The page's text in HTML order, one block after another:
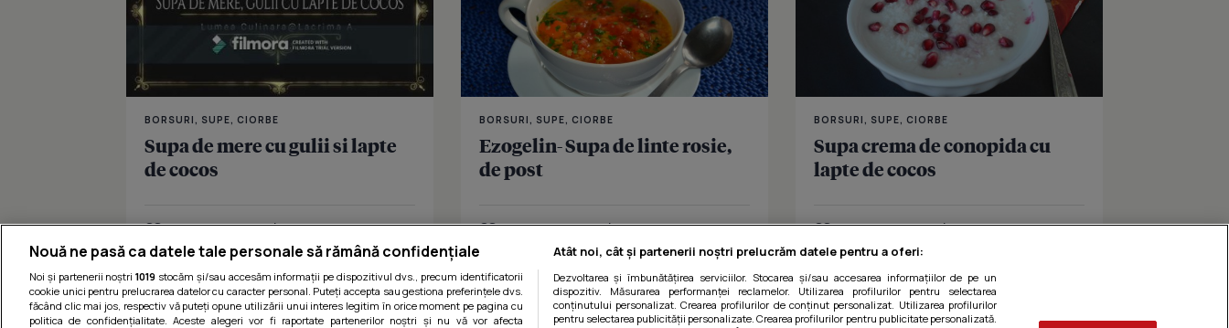
BORSURI, SUPE, CIORBE
Supa de mere cu gulii si lapte
de cocos
BORSURI, SUPE, CIORBE
Ezogelin- Supa de linte rosie,
de post
BORSURI, SUPE, CIORBE
Supa crema de conopida cu
lapte de cocos
Nouă ne pasă ca datele tale personale să rămână confidențiale
Noi și partenerii noștri1019 stocăm și/sau accesăm informații pe dispozitivul dvs., precum identificatorii
cookie unici pentru prelucrarea datelor cu caracter personal. Puteți accepta sau gestiona preferințele dvs.
făcând clic mai jos, respectiv vă puteți opune utilizării unui interes legitim în orice moment pe pagina cu
politica de confidențialitate. Aceste alegeri vor fi raportate partenerilor noștri și nu vă vor afecta
Atât noi, cât și partenerii noștri prelucrăm datele pentru a oferi:
Dezvoltarea și îmbunătățirea serviciilor. Stocarea și/sau accesarea informațiilor de pe un
dispozitiv. Măsurarea performanței reclamelor. Utilizarea profilurilor pentru selectarea
conținutului personalizat. Crearea profilurilor de conținut personalizat. Utilizarea profilurilor
pentru selectarea publicității personalizate. Crearea profilurilor pentru publicitate personalizată.